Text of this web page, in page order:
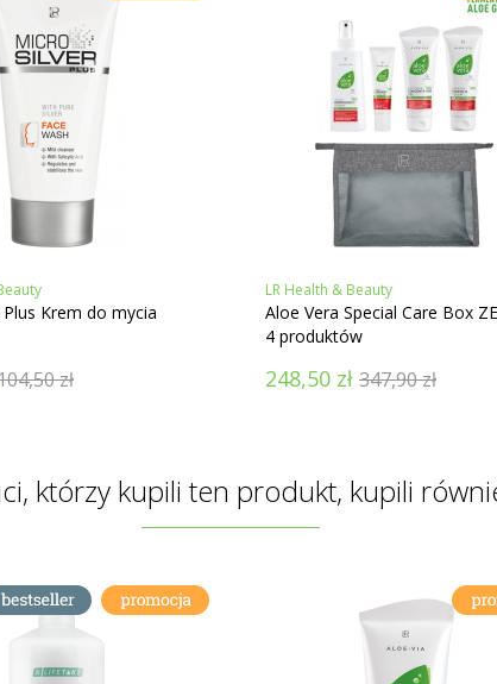
Krem do mycia
zł
LR Health & Beauty
Aloe Vera Special Care Box
4 produktów
248,50 zł 347,90zł
którzy kupili ten produkt, kupili